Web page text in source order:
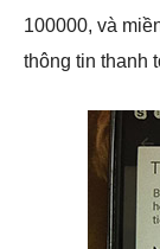
100000, và
thông tin thanh